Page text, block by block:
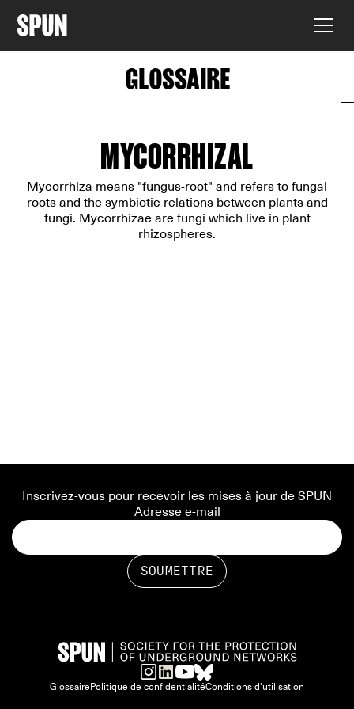
GLOSSAIRE
MYCORRHIZAL
Mycorrhiza means "fungus-root" and refers to fungal
roots and the symbiotic relations between plants and
fungi. Mycorrhizae are fungi which live in plant
rhizospheres.
Inscrivez-vous pour recevoir les mises à jour de SPUN
Adresse e-mail
GlossairePolitique de confidentialitéConditions d'utilisation